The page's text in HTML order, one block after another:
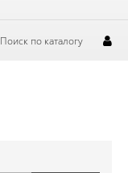
Поиск по каталогу